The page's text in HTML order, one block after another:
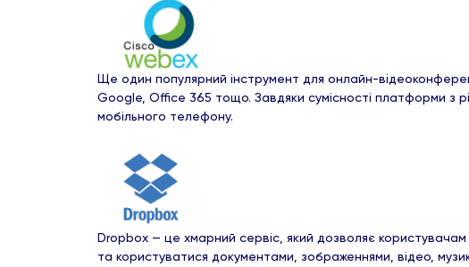
Ще один популярний інструмент для онлайн-
Google, Office 365 тощо. Завдяки сумісності платформи з
мобільного телефону.
Dropbox — це хмарний сервіс, який дозволяє
та користуватися документами, зображеннями, відео,